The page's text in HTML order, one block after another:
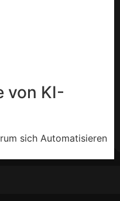
von KI-
sich Automatisieren